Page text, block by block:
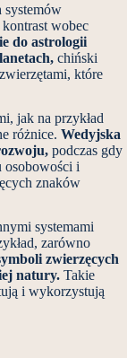
systemów
wobec
do astrologii
chiński
które
jak na przykład
różnice. Wedyjska
podczas gdy
osobowości i
znaków
systemami
zarówno
zwierzęcych
natury. Takie
i wykorzystują